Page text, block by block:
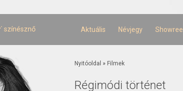
tartalomra
színésznő Aktuális Névjegy Showreel
Jelenlegi hely
Nyitóoldal » Filmek
Régimódi történet